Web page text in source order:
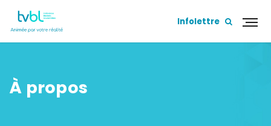
Infolettre
À propos